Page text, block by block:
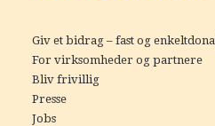
Giv et bidrag – fast og
For virksomheder og partnere
Bliv frivillig
Presse
Jobs